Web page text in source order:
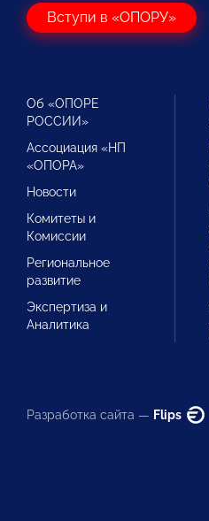
Вступи в «ОПОРУ»
Об «ОПОРЕ
РОССИИ»
Ассоциация «НП
«ОПОРА»
Новости
Комитеты и
Комиссии
Региональное
развитие
Экспертиза и
Аналитика
Разработка сайта — Flips